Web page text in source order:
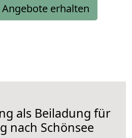
erhalten
als Beiladung für
nach Schönsee